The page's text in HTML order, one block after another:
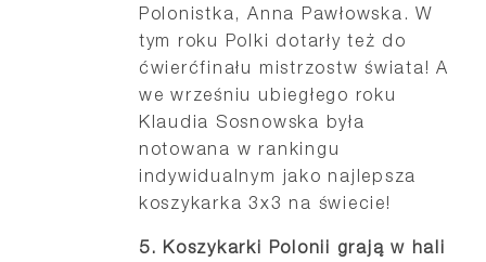
Polonistka, Anna Pawłowska. W
tym roku Polki dotarły też do
ćwierćfinału mistrzostw świata! A
we wrześniu ubiegłego roku
Klaudia Sosnowska była
notowana w rankingu
indywidualnym jako najlepsza
koszykarka 3x3 na świecie!
5. Koszykarki Polonii grają w hali